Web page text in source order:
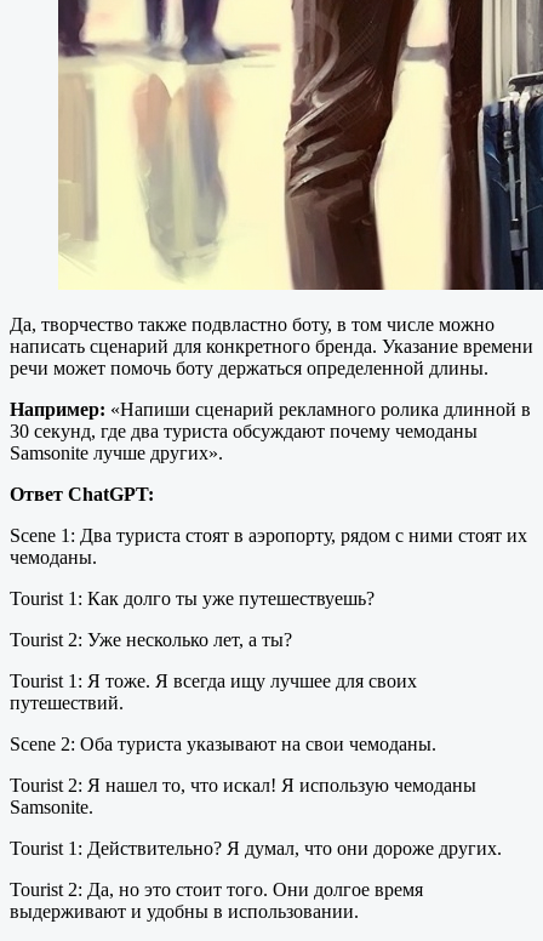
Да, творчество также подвластно боту, в том числе можно
написать сценарий для конкретного бренда. Указание времени
речи может помочь боту держаться определенной длины.
Например: «Напиши сценарий рекламного ролика длинной в
30 секунд, где два туриста обсуждают почему чемоданы
Samsonite лучше других».
Ответ ChatGPT:
Scene 1: Два туриста стоят в аэропорту, рядом с ними стоят их
чемоданы.
Tourist 1: Как долго ты уже путешествуешь?
Tourist 2: Уже несколько лет, а ты?
Tourist 1: Я тоже. Я всегда ищу лучшее для своих
путешествий.
Scene 2: Оба туриста указывают на свои чемоданы.
Tourist 2: Я нашел то, что искал! Я использую чемоданы
Samsonite.
Tourist 1: Действительно? Я думал, что они дороже других.
Tourist 2: Да, но это стоит того. Они долгое время
выдерживают и удобны в использовании.